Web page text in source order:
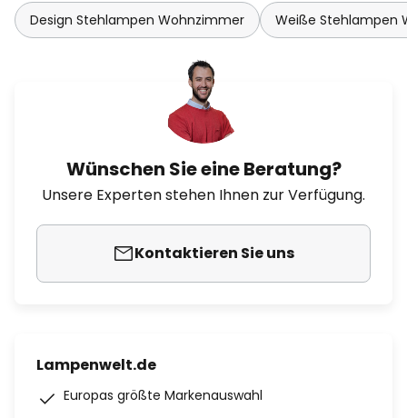
Design Stehlampen Wohnzimmer Weiße Stehlampen
Wünschen Sie eine Beratung?
Unsere Experten stehen Ihnen zur Verfügung.
Kontaktieren Sie uns
Lampenwelt.de
Europas größte Markenauswahl